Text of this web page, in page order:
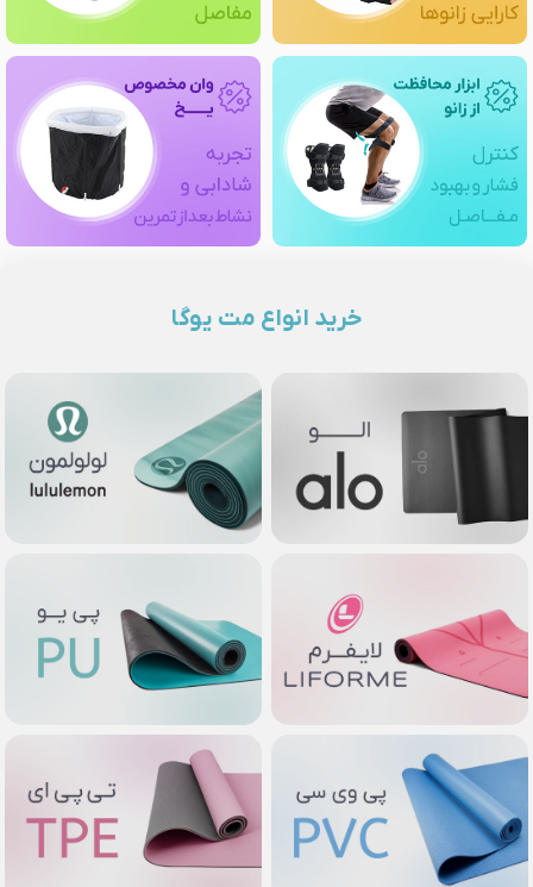
خرید انواع مت یوگا